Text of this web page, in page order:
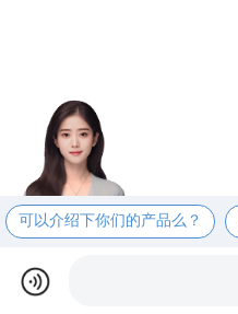
可以介绍下你们的产品么？